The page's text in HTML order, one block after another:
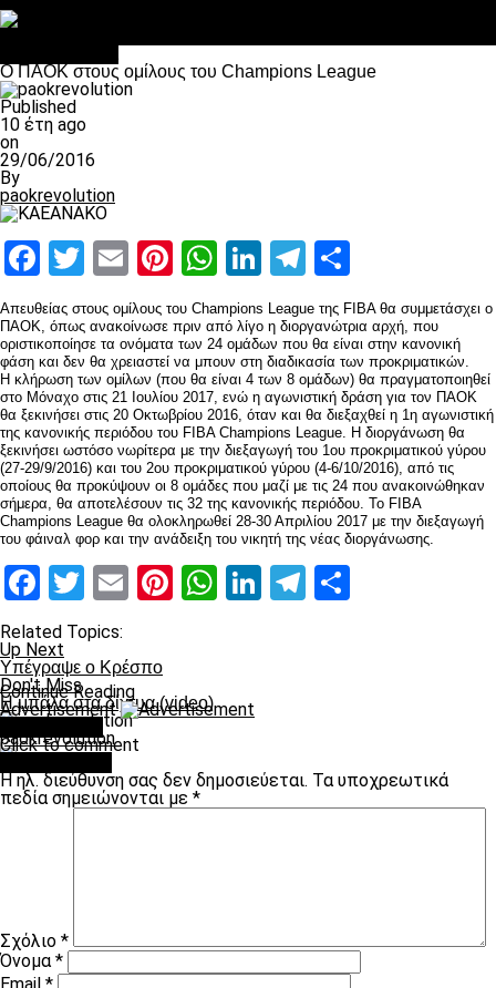
O ΠΑΟΚ στους ομίλους του Champions League
Published
10 έτη ago
on
29/06/2016
By
paokrevolution
Facebook
Twitter
EmailPinterest
WhatsApp
LinkedIn
Telegram
Απευθείας στους ομίλους του Champions League της FIBA θα συμμετάσχει ο
ΠΑΟΚ, όπως ανακοίνωσε πριν από λίγο η διοργανώτρια αρχή, που
οριστικοποίησε τα ονόματα των 24 ομάδων που θα είναι στην κανονική
φάση και δεν θα χρειαστεί να μπουν στη διαδικασία των προκριματικών.
Η κλήρωση των ομίλων (που θα είναι 4 των 8 ομάδων) θα πραγματοποιηθεί
στο Μόναχο στις 21 Ιουλίου 2017, ενώ η αγωνιστική δράση για τον ΠΑΟΚ
θα ξεκινήσει στις 20 Οκτωβρίου 2016, όταν και θα διεξαχθεί η 1η αγωνιστική
της κανονικής περιόδου του FIBA Champions League. Η διοργάνωση θα
ξεκινήσει ωστόσο νωρίτερα με την διεξαγωγή του 1ου προκριματικού γύρου
(27-29/9/2016) και του 2ου προκριματικού γύρου (4-6/10/2016), από τις
οποίους θα προκύψουν οι 8 ομάδες που μαζί με τις 24 που ανακοινώθηκαν
σήμερα, θα αποτελέσουν τις 32 της κανονικής περιόδου. Το FIBA
Champions League θα ολοκληρωθεί 28-30 Απριλίου 2017 με την διεξαγωγή
του φάιναλ φορ και την ανάδειξη του νικητή της νέας διοργάνωσης.
Facebook
Twitter
EmailPinterest
WhatsApp
LinkedIn
Telegram
Related Topics:
Up Next
Υπέγραψε ο Κρέσπο
Don't Miss
Η μπάλα στα δίχτυα (video)
paokrevolution
Continue Reading
Advertisement
Click to comment
Η ηλ. διεύθυνση σας δεν δημοσιεύεται. Τα υποχρεωτικά
πεδία σημειώνονται με *
Σχόλιο *
Όνομα*